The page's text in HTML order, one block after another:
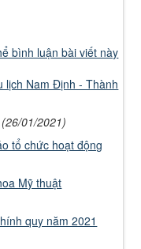
bình luận bài viết này
lịch Nam Định - Thành
(26/01/2021)
tổ chức hoạt động
Mỹ thuật
quy năm 2021